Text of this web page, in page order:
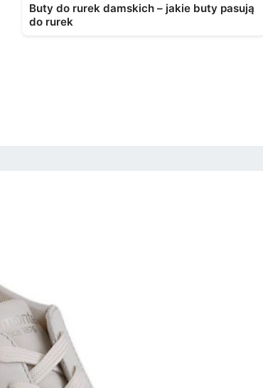
Buty do rurek damskich – jakie buty pasują
do rurek